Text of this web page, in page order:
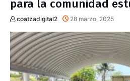
para la comunidad
coatzadigital2 28 marzo, 2025